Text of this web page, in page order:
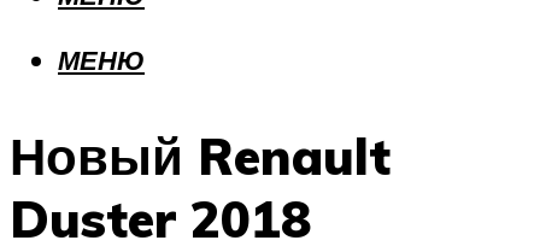
МЕНЮ
Новый Renault
Duster 2018